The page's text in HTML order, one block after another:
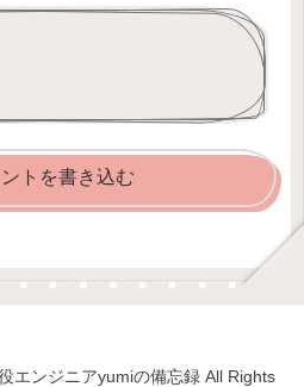
トを書き込む
エンジニアyumiの備忘録 All Rights